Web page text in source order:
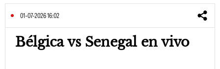
01-07-2026 16:02
Bélgica vs Senegal en vivo